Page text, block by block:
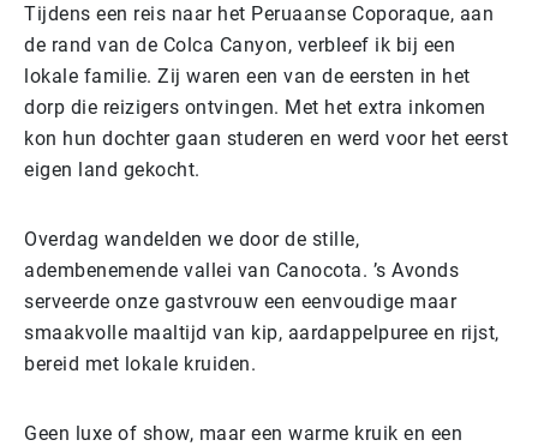
Tijdens een reis naar het Peruaanse Coporaque, aan
de rand van de Colca Canyon, verbleef ik bij een
lokale familie. Zij waren een van de eersten in het
dorp die reizigers ontvingen. Met het extra inkomen
kon hun dochter gaan studeren en werd voor het eerst
eigen land gekocht.
Overdag wandelden we door de stille,
adembenemende vallei van Canocota. ’s Avonds
serveerde onze gastvrouw een eenvoudige maar
smaakvolle maaltijd van kip, aardappelpuree en rijst,
bereid met lokale kruiden.
Geen luxe of show, maar een warme kruik en een